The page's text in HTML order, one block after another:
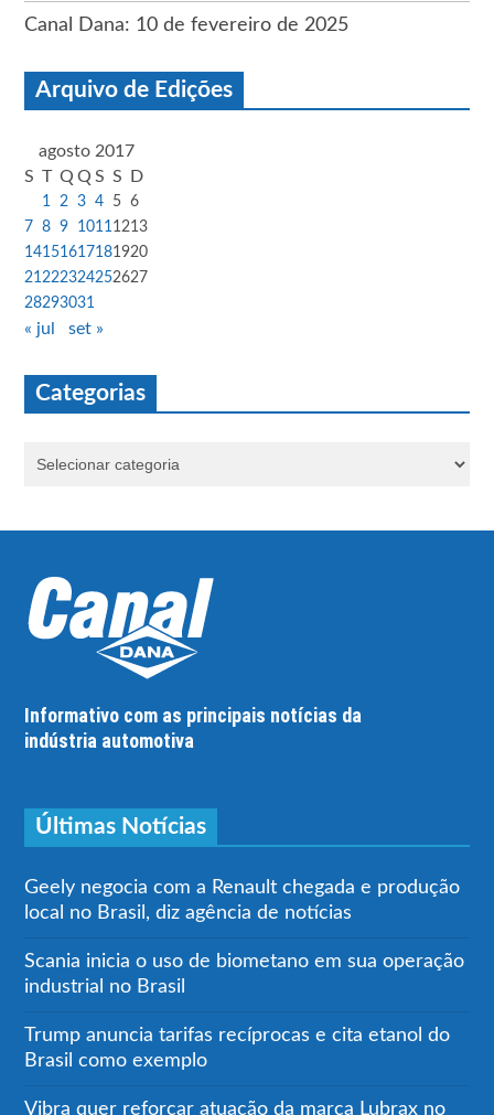
Canal Dana: 10 de fevereiro de 2025
Arquivo de Edições
agosto 2017
S T Q Q S S D
1 2 3 4 5 6
7 8 9 1011 1213
14151617181920
21 222324252627
28293031
« jul set »
Categorias
Informativo com as principais notícias da
indústria automotiva
Últimas Notícias
Geely negocia com a Renault chegada e produção
local no Brasil, diz agência de notícias
Scania inicia o uso de biometano em sua operação
industrial no Brasil
Trump anuncia tarifas recíprocas e cita etanol do
Brasil como exemplo
Vibra quer reforçar atuação da marca Lubrax no